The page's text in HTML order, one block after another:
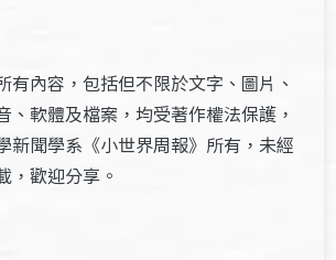
有內容，包括但不限於文字、圖片、
、軟體及檔案，均受著作權法保護，
新聞學系《小世界周報》所有，未經
，歡迎分享。